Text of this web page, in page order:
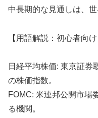
中長期的な見通しは、
【用語解説：初心者向け
日経平均株価: 東京証券
の株価指数。
FOMC: 米連邦公開市場
る機関。